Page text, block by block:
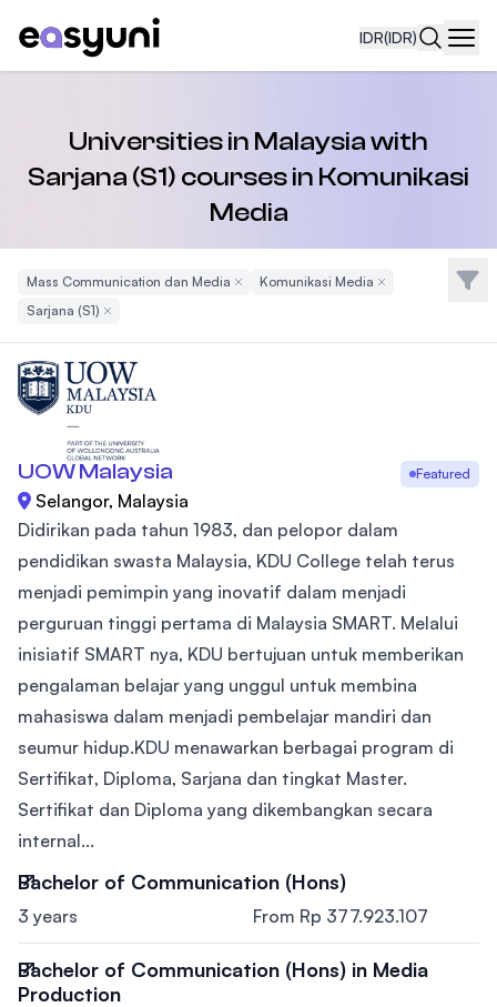
IDR(IDR)
Universities in Malaysia with
Sarjana (S1) courses in Komunikasi
Media
Mass Communication dan Media Remove Filter
Komunikasi Media Remove Filter
Sarjana (S1) Remove Filter
Filter
UOW Malaysia Featured
Selangor, Malaysia
Didirikan pada tahun 1983, dan pelopor dalam
pendidikan swasta Malaysia, KDU College telah terus
menjadi pemimpin yang inovatif dalam menjadi
perguruan tinggi pertama di Malaysia SMART. Melalui
inisiatif SMART nya, KDU bertujuan untuk memberikan
pengalaman belajar yang unggul untuk membina
mahasiswa dalam menjadi pembelajar mandiri dan
seumur hidup.KDU menawarkan berbagai program di
Sertifikat, Diploma, Sarjana dan tingkat Master.
Sertifikat dan Diploma yang dikembangkan secara
internal...
Bachelor of Communication (Hons)
3 years From Rp 377.923.107
Bachelor of Communication (Hons) in Media
Production